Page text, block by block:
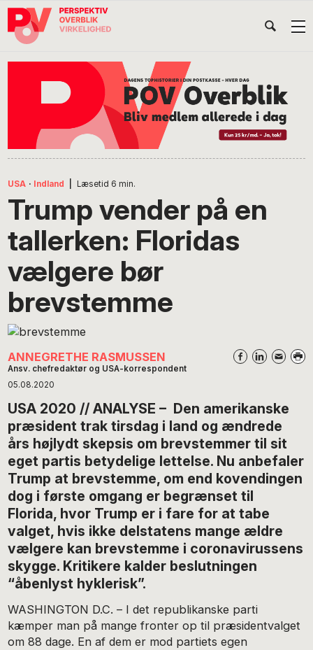
Gå
direkte
Skip
indhold
Gå
direkte
USA · Indland Læsetid 6 min.
Trump vender på en
tallerken: Floridas
vælgere bør
brevstemme
ANNEGRETHE RASMUSSEN
Ansv. chefredaktør og USA-korrespondent
05.08.2020
USA 2020 // ANALYSE – Den amerikanske
præsident trak tirsdag i land og ændrede
års højlydt skepsis om brevstemmer til sit
eget partis betydelige lettelse. Nu anbefaler
Trump at brevstemme, om end kovendingen
dog i første omgang er begrænset til
Florida, hvor Trump er i fare for at tabe
valget, hvis ikke delstatens mange ældre
vælgere kan brevstemme i coronavirussens
skygge. Kritikere kalder beslutningen
“åbenlyst hyklerisk”.
WASHINGTON D.C. – I det republikanske parti
kæmper man på mange fronter op til præsidentvalget
om 88 dage. En af dem er mod partiets egen